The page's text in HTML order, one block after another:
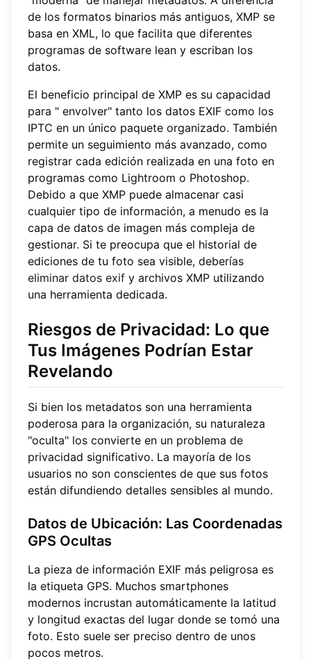
de los formatos binarios más antiguos, XMP se
basa en XML, lo que facilita que diferentes
programas de software lean y escriban los
datos.
El beneficio principal de XMP es su capacidad
para " envolver" tanto los datos EXIF como los
IPTC en un único paquete organizado. También
permite un seguimiento más avanzado, como
registrar cada edición realizada en una foto en
programas como Lightroom o Photoshop.
Debido a que XMP puede almacenar casi
cualquier tipo de información, a menudo es la
capa de datos de imagen más compleja de
gestionar. Si te preocupa que el historial de
ediciones de tu foto sea visible, deberías
eliminar datos exif y archivos XMP utilizando
una herramienta dedicada.
Riesgos de Privacidad: Lo que
Tus Imágenes Podrían Estar
Revelando
Si bien los metadatos son una herramienta
poderosa para la organización, su naturaleza
"oculta" los convierte en un problema de
privacidad significativo. La mayoría de los
usuarios no son conscientes de que sus fotos
están difundiendo detalles sensibles al mundo.
Datos de Ubicación: Las Coordenadas
GPS Ocultas
La pieza de información EXIF más peligrosa es
la etiqueta GPS. Muchos smartphones
modernos incrustan automáticamente la latitud
y longitud exactas del lugar donde se tomó una
foto. Esto suele ser preciso dentro de unos
pocos metros.